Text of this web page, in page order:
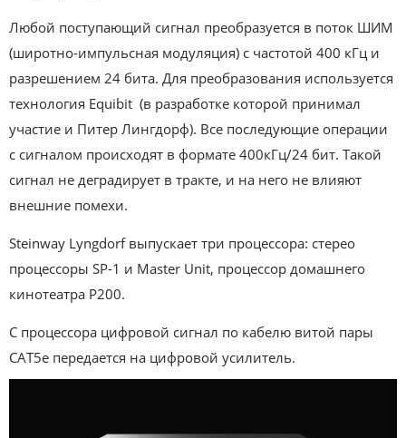
Любой поступающий сигнал преобразуется в поток ШИМ
(широтно-импульсная модуляция) с частотой 400 кГц и
разрешением 24 бита. Для преобразования используется
технология Equibit (в разработке которой принимал
участие и Питер Лингдорф). Все последующие операции
с сигналом происходят в формате 400кГц/24 бит. Такой
сигнал не деградирует в тракте, и на него не влияют
внешние помехи.
Steinway Lyngdorf выпускает три процессора: стерео
процессоры SP-1 и Master Unit, процессор домашнего
кинотеатра P200.
С процессора цифровой сигнал по кабелю витой пары
CAT5e передается на цифровой усилитель.